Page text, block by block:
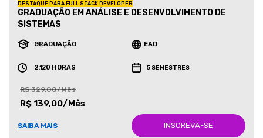
DESTAQUE PARA FULL STACK DEVELOPER
GRADUAÇÃO EM ANÁLISE E DESENVOLVIMENTO DE
SISTEMAS
GRADUAÇÃO EAD
2.120 HORAS 5 SEMESTRES
R$ 329,00/Mês
R$ 139,00/Mês
SAIBA MAIS INSCREVA-SE